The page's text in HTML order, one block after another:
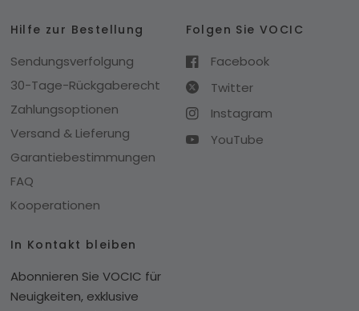
Hilfe zur Bestellung
Sendungsverfolgung
30-Tage-Rückgaberecht
Zahlungsoptionen
Versand & Lieferung
Garantiebestimmungen
FAQ
Kooperationen
Folgen Sie VOCIC
Facebook
Twitter
Instagram
YouTube
In Kontakt bleiben
Abonnieren Sie VOCIC für
Neuigkeiten, exklusive